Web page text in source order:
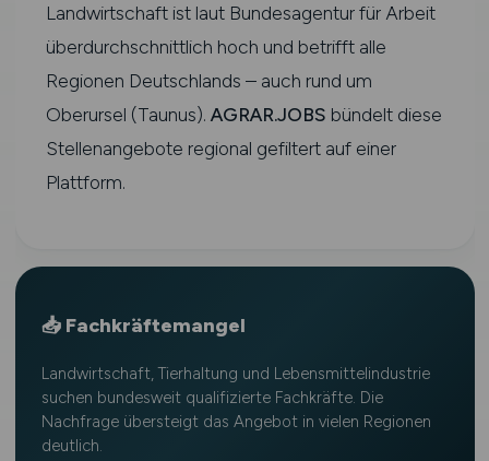
Landwirtschaft ist laut Bundesagentur für Arbeit
überdurchschnittlich hoch und betrifft alle
Regionen Deutschlands – auch rund um
Oberursel (Taunus). AGRAR.JOBS bündelt diese
Stellenangebote regional gefiltert auf einer
Plattform.
📥 Fachkräftemangel
Landwirtschaft, Tierhaltung und Lebensmittelindustrie
suchen bundesweit qualifizierte Fachkräfte. Die
Nachfrage übersteigt das Angebot in vielen Regionen
deutlich.